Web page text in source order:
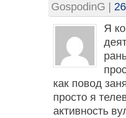
GospodinG |
Я
как повод
просто я
активность